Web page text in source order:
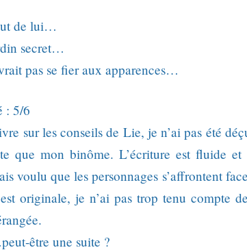
de lui…
secret…
pas se fier aux apparences…
: 5/6
sur les conseils de Lie, je n’ai pas été
que mon binôme. L’écriture est fluide
voulu que les personnages s’affrontent
originale, je n’ai pas trop tenu compte
être une suite ?